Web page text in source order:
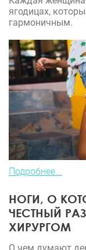
ягодицах,
гармоничным.
Подробнее...
НОГИ, О
ЧЕСТНЫЙ
ХИРУРГОМ